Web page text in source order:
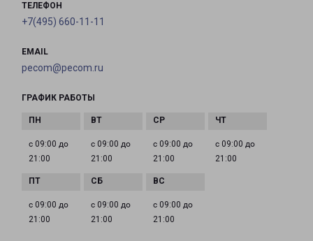
ТЕЛЕФОН
+7(495) 660-11-11
EMAIL
pecom@pecom.ru
ГРАФИК РАБОТЫ
с 09:00 до
21:00
с 09:00 до
21:00
с 09:00 до
21:00
с 09:00 до
21:00
с 09:00 до
21:00
с 09:00 до
21:00
с 09:00 до
21:00